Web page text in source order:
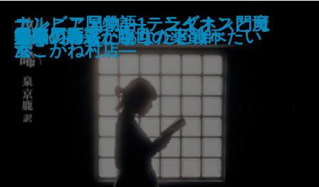
戦車兵の栄光─マチルダ単騎行─
黒雪姫と七人の怪物 最愛の人を
殺されたので黒衣の悪女になって
復讐を誓います
紫姫の国〔上〕
紫姫の国〔下〕
工藤會事件
財布は踊る
晴れの日散歩
ぼけますから、よろしくお願いし
ます。 おかえりお母さん
つゆのあとさき・カッフェー一夕
話
キャラヴァンは進む─銀河を渡るI
─
少年の君
ナルニア国物語1 ライオンと魔
女
コンビニ兄弟4―テンダネス門司
港こがね村店―
守り刀のうた
堕天の誘惑 幽世の薬剤師
熔果
邯鄲の島遥かなり〔下〕
救国ゲーム
もういちど、あなたと食べたい
ベージュ